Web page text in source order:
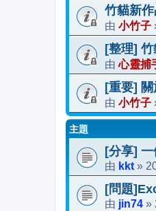
竹貓新
由 小竹子
[整理]
由心靈捕
[重要]
由 小竹子
主題
[分享]
由 kkt »
[問題
由 jin74 »